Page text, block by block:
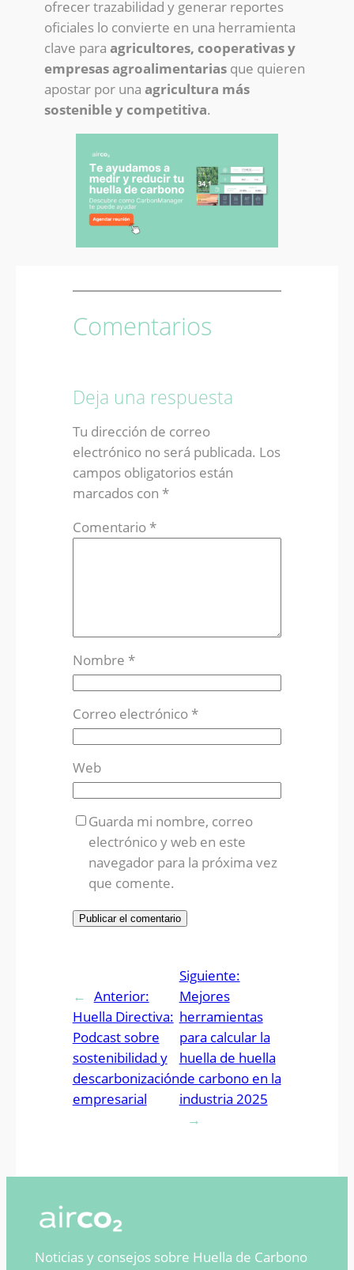
ofrecer trazabilidad y generar reportes
oficiales lo convierte en una herramienta
clave para agricultores, cooperativas y
empresas agroalimentariasque quieren
apostar por una agricultura más
sostenible y competitiva.
Comentarios
Deja una respuesta
Tu dirección de correo
electrónico no será publicada. Los
campos obligatorios están
marcados con *
Comentario*
Nombre *
Correo electrónico*
Web
Guarda mi nombre, correo
electrónico y web en este
navegador para la próxima vez
que comente.
← Anterior:
Huella Directiva:
Podcast sobre
sostenibilidad y
descarbonización
empresarial
Siguiente:
Mejores
herramientas
para calcular la
huella de huella
de carbono en la
industria 2025
→
Noticias y consejos sobre Huella de Carbono